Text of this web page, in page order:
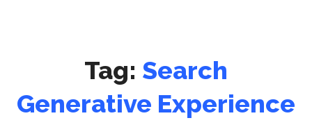
Tag: Search
Generative Experience